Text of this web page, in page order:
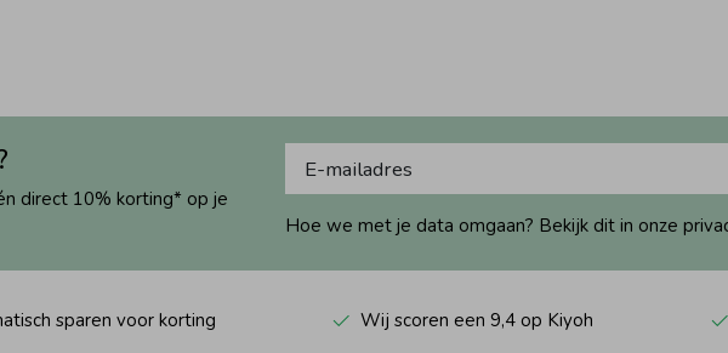
direct 10% korting* op je
Hoe we met je data omgaan? Bekijk dit in onze
sparen voor korting Wij scoren een 9,4 op Kiyoh